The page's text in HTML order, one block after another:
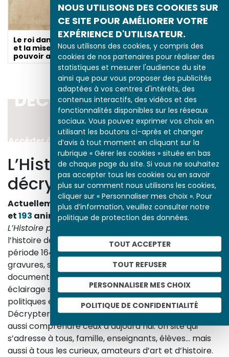
NOUS UTILISONS DES COOKIES SUR
CE SITE POUR AMÉLIORER VOTRE
EXPÉRIENCE D'UTILISATEUR.
Nous utilisons des cookies, y compris des
cookies de nos partenaires pour réaliser des
statistiques et mesurer l'audience du site
ainsi que pour vous proposer des publicités
adaptées à vos centres d'intérêts, des
contenus interactifs, des vidéos et des
fonctionnalités disponibles sur les réseaux
sociaux. Vous pouvez exprimer vos choix en
utilisant les boutons ci-après et changer
d’avis à tout moment en cliquant sur la
rubrique « Gérer les cookies » située en bas
de chaque page du site. Si vous ne souhaitez
pas accepter tous les cookies ou en savoir
plus sur comment nous utilisons les cookies,
cliquer sur « Personnaliser mes choix ». Pour
plus d’information, veuillez consulter notre
politique de protection des données.
TOUT ACCEPTER
TOUT REFUSER
PERSONNALISER MES CHOIX
POLITIQUE DE CONFIDENTIALITÉ
Le roi danse : Louis XIV
et la mise en scène du
pouvoir absolu
DÉCOUVRIR LA PÉRIODE
1643-1715
Accéder à l’ensemble des études de la période
L’Histoire par l’image
décrypte l’histoire
Actuellement en ligne3153 œuvres,1748études
et193 animations.
L’Histoire par l’image
l’histoire de France et les évolutions majeures de la
période 1643-1945. À travers des peintures, dessins,
gravures, sculptures, photographies, affiches,
documents d’archives, nos études proposent un
éclairage sur les réalités sociales, économiques,
politiques et culturelles d’une époque.
Décrypter les images et les événements d’hier, c’est
aussi comprendre ceux d’aujourd’hui. Un site qui
s’adresse à tous, famille, enseignants, élèves… mais
aussi à tous les curieux, amateurs d’art et d’histoire.